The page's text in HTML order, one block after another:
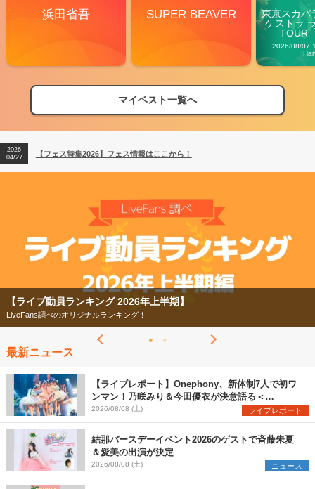
浜田省吾 SUPER BEAVER
東京スカパ
ケストラ
TOUR
2026/08/07
マイベスト一覧へ
【フェス特集2026】フェス情報はここから！
【ライブ動員ランキング】2026年上半期編発表！
2026
04/27
【フェス特集2026】フェス情報はここから！
2026
【ライブ動員ランキング 2026年上半期】
LiveFans調べのオリジナルランキング！
最新ニュース
【ライブレポート】Onephony、新体制7人で初ワ
ンマン！乃咲みり＆今田優衣が決意語る＜
Onephony新体制1st Oneman Live はじまりの夏
＞
2026/08/08 (土) ライブレポート
結那バースデーイベント2026のゲストで斉藤朱夏
＆愛美の出演が決定
2026/08/08 (土) ニュース